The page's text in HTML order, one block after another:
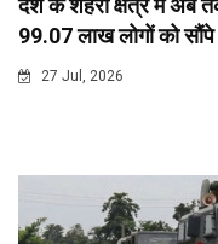
देश के शहरी क्षेत्र में अब
99.07 लाख लोगों को
27 Jul, 2026